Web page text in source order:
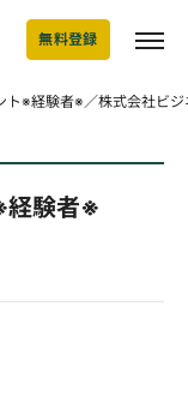
無料登録
ト※経験者※／株式会社ビ
経験者※